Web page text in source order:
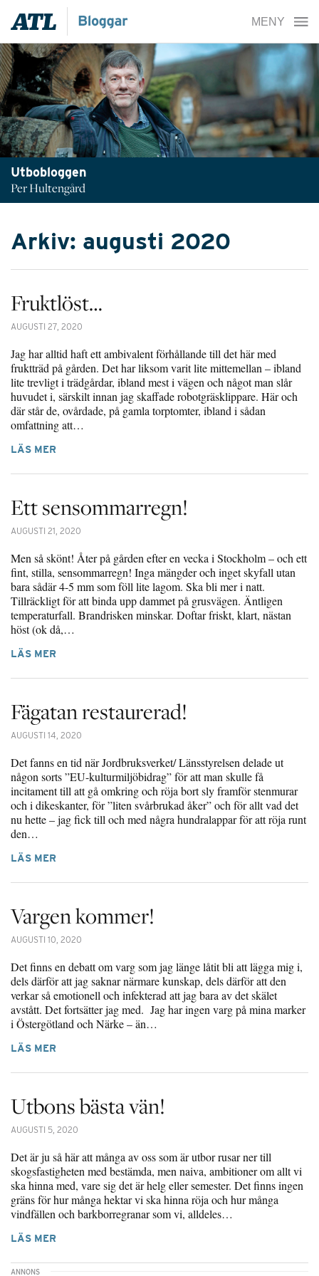
Utbobloggen
Per Hultengård
Arkiv: augusti 2020
Fruktlöst…
AUGUSTI 27, 2020
Jag har alltid haft ett ambivalent förhållande till det här med
fruktträd på gården. Det har liksom varit lite mittemellan – ibland
lite trevligt i trädgårdar, ibland mest i vägen och något man slår
huvudet i, särskilt innan jag skaffade robotgräsklippare. Här och
där står de, ovårdade, på gamla torptomter, ibland i sådan
omfattning att…
LÄS MER
Ett sensommarregn!
AUGUSTI 21, 2020
Men så skönt! Åter på gården efter en vecka i Stockholm – och ett
fint, stilla, sensommarregn! Inga mängder och inget skyfall utan
bara sådär 4-5 mm som föll lite lagom. Ska bli mer i natt.
Tillräckligt för att binda upp dammet på grusvägen. Äntligen
temperaturfall. Brandrisken minskar. Doftar friskt, klart, nästan
höst (ok då,…
LÄS MER
Fägatan restaurerad!
AUGUSTI 14, 2020
Det fanns en tid när Jordbruksverket/ Länsstyrelsen delade ut
någon sorts ”EU-kulturmiljöbidrag” för att man skulle få
incitament till att gå omkring och röja bort sly framför stenmurar
och i dikeskanter, för ”liten svårbrukad åker” och för allt vad det
nu hette – jag fick till och med några hundralappar för att röja runt
den…
LÄS MER
Vargen kommer!
AUGUSTI 10, 2020
Det finns en debatt om varg som jag länge låtit bli att lägga mig i,
dels därför att jag saknar närmare kunskap, dels därför att den
verkar så emotionell och infekterad att jag bara av det skälet
avstått. Det fortsätter jag med. Jag har ingen varg på mina marker
i Östergötland och Närke – än…
LÄS MER
Utbons bästa vän!
AUGUSTI 5, 2020
Det är ju så här att många av oss som är utbor rusar ner till
skogsfastigheten med bestämda, men naiva, ambitioner om allt vi
ska hinna med, vare sig det är helg eller semester. Det finns ingen
gräns för hur många hektar vi ska hinna röja och hur många
vindfällen och barkborregranar som vi, alldeles…
LÄS MER